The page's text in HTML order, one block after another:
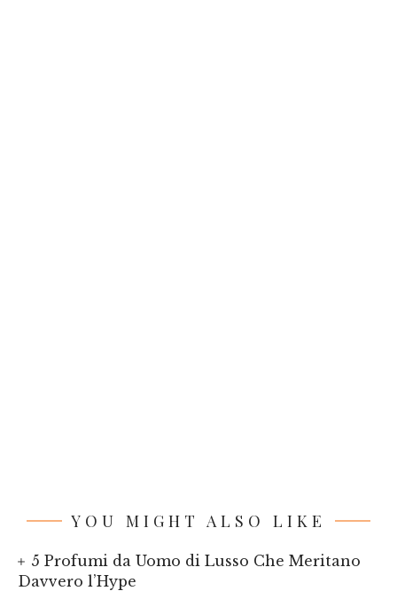
YOU MIGHT ALSO LIKE
5 Profumi da Uomo di Lusso Che Meritano
Davvero l’Hype